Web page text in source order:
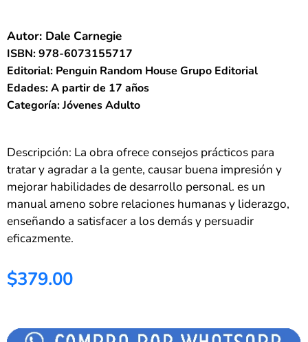
Autor: Dale Carnegie
ISBN: 978-6073155717
Editorial: Penguin Random House Grupo Editorial
Edades: A partir de 17 años
Categoría: Jóvenes Adulto
Descripción: La obra ofrece consejos prácticos para
tratar y agradar a la gente, causar buena impresión y
mejorar habilidades de desarrollo personal. es un
manual ameno sobre relaciones humanas y liderazgo,
enseñando a satisfacer a los demás y persuadir
eficazmente.
$379.00